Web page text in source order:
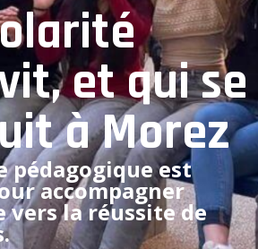
et qui se
à Morez
pédagogique est
accompagner
vers la réussite de